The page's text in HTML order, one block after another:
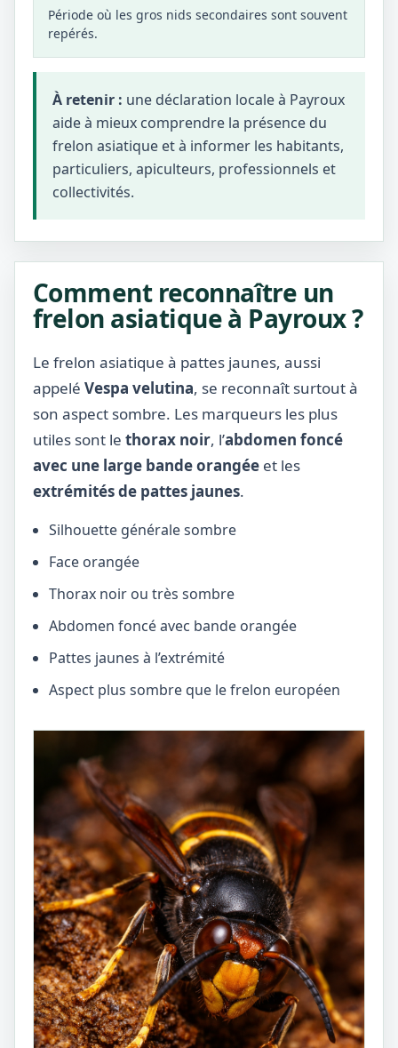
Période où les gros nids secondaires sont souvent
repérés.
À retenir : une déclaration locale à Payroux
aide à mieux comprendre la présence du
frelon asiatique et à informer les habitants,
particuliers, apiculteurs, professionnels et
collectivités.
Comment reconnaître un
frelon asiatique à Payroux ?
Le frelon asiatique à pattes jaunes, aussi
appelé Vespa velutina, se reconnaît surtout à
son aspect sombre. Les marqueurs les plus
utiles sont le thorax noir, l’abdomen foncé
avec une large bande orangée et les
extrémités de pattes jaunes.
Silhouette générale sombre
Face orangée
Thorax noir ou très sombre
Abdomen foncé avec bande orangée
Pattes jaunes à l’extrémité
Aspect plus sombre que le frelon européen